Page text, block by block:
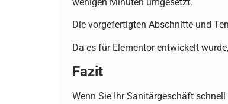
Die vorgefertigten Abschnitte und
Da es für Elementor entwickelt
Fazit
Wenn Sie Ihr Sanitärgeschäft